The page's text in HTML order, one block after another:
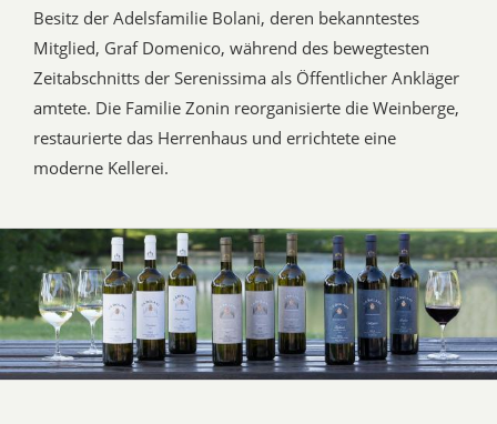
Besitz der Adelsfamilie Bolani, deren bekanntestes
Mitglied, Graf Domenico, während des bewegtesten
Zeitabschnitts der Serenissima als Öffentlicher Ankläger
amtete. Die Familie Zonin reorganisierte die Weinberge,
restaurierte das Herrenhaus und errichtete eine
moderne Kellerei.